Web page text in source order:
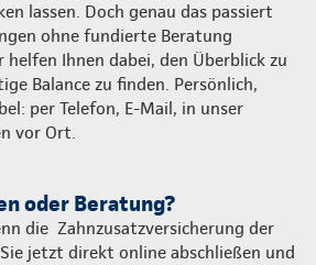
lassen. Doch genau das passiert
ohne fundierte Beratung
Ihnen dabei, den Überblick zu
Balance zu finden. Persönlich,
per Telefon, E-Mail, in unser
vor Ort.
oder Beratung?
die Zahnzusatzversicherung der
jetzt direkt online abschließen und